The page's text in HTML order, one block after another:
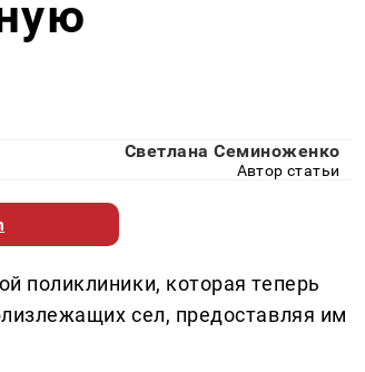
Светлана Семиноженко
Автор статьи
поликлиники, которая теперь
сел, предоставляя им